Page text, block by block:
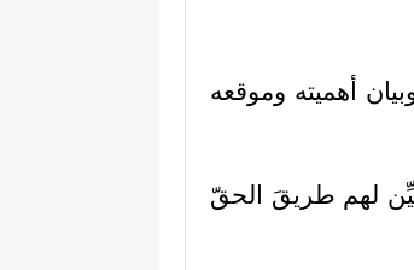
أهميته وموقعه
لهم طريقَ الحقّ